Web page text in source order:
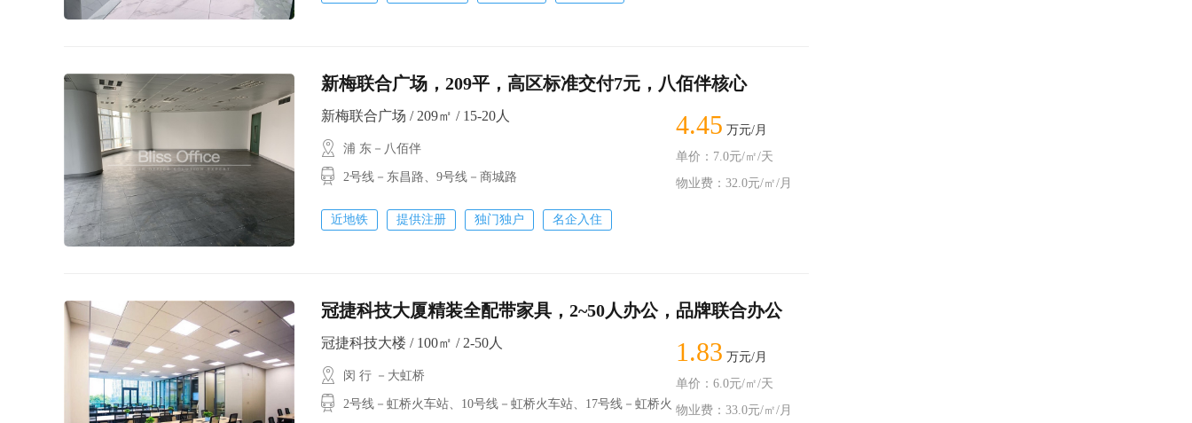
新梅联合广场，209平，高区标准交付7元，八佰伴核心
新梅联合广场 / 209㎡ / 15-20人
浦 东－八佰伴
2号线－东昌路、9号线－商城路
近地铁 提供注册 独门独户 名企入住
4.45 万元/月
单价：7.0元/㎡/天
物业费：32.0元/㎡/月
冠捷科技大厦精装全配带家具，2~50人办公，品牌联合办公
冠捷科技大楼 / 100㎡ / 2-50人
闵 行 －大虹桥
2号线－虹桥火车站、10号线－虹桥火车站、17号线－虹桥火
1.83 万元/月
单价：6.0元/㎡/天
物业费：33.0元/㎡/月